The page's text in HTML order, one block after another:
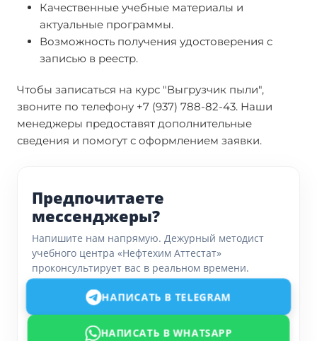
Качественные учебные материалы и
актуальные программы.
Возможность получения удостоверения с
записью в реестр.
Чтобы записаться на курс "Выгрузчик пыли",
звоните по телефону +7 (937) 788-82-43. Наши
менеджеры предоставят дополнительные
сведения и помогут с оформлением заявки.
Предпочитаете
мессенджеры?
Напишите нам напрямую. Дежурный методист
учебного центра «Нефтехим Аттестат»
проконсультирует вас в реальном времени.
НАПИСАТЬ В TELEGRAM
НАПИСАТЬ В WHATSAPP